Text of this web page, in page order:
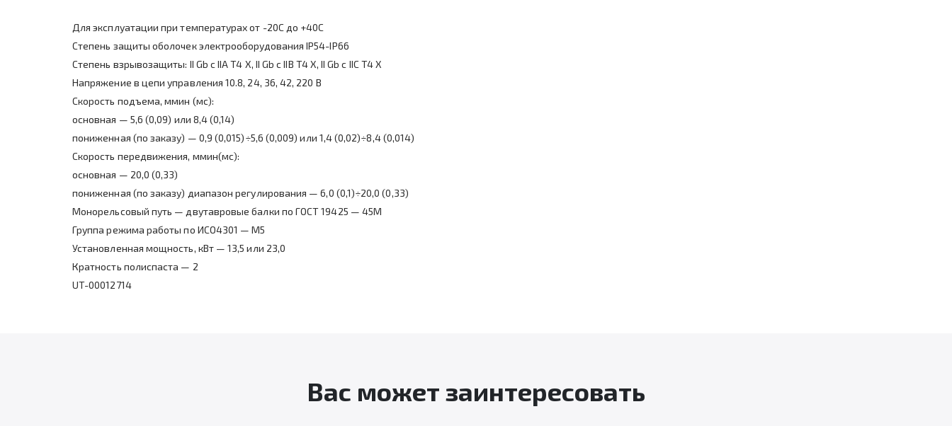
Для эксплуатации при температурах от -20С до +40С
Степень защиты оболочек электрооборудования IP54-IP66
Степень взрывозащиты: II Gb c IIA T4 X, II Gb c IIB T4 X, II Gb c IIC T4 X
Напряжение в цепи управления 10.8, 24, 36, 42, 220 В
Скорость подъема, ммин (мс):
основная — 5,6 (0,09) или 8,4 (0,14)
пониженная (по заказу) — 0,9 (0,015)÷5,6 (0,009) или 1,4 (0,02)÷8,4 (0,014)
Скорость передвижения, ммин(мс):
основная — 20,0 (0,33)
пониженная (по заказу) диапазон регулирования — 6,0 (0,1)÷20,0 (0,33)
Монорельсовый путь — двутавровые балки по ГОСТ 19425 — 45М
Группа режима работы по ИСО4301 — М5
Установленная мощность, кВт — 13,5 или 23,0
Кратность полиспаста — 2
UT-00012714
Вас может заинтересовать